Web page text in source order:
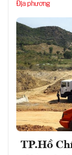
Địa phương
TP.Hồ